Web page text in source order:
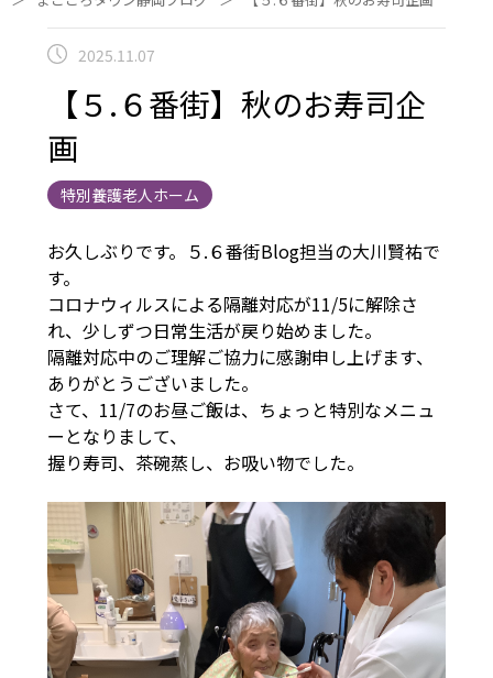
2025.11.07
【５.６番街】秋のお寿司企
画
特別養護老人ホーム
お久しぶりです。５.６番街Blog担当の大川賢祐で
す。
コロナウィルスによる隔離対応が11/5に解除さ
れ、少しずつ日常生活が戻り始めました。
隔離対応中のご理解ご協力に感謝申し上げます、
ありがとうございました。
さて、11/7のお昼ご飯は、ちょっと特別なメニュ
ーとなりまして、
握り寿司、茶碗蒸し、お吸い物でした。